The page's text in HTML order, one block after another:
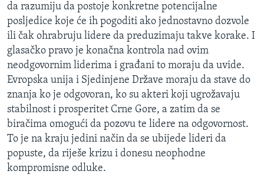
da razumiju da postoje konkretne potencijalne
posljedice koje će ih pogoditi ako jednostavno dozvole
ili čak ohrabruju lidere da preduzimaju takve korake. I
glasačko pravo je konačna kontrola nad ovim
neodgovornim liderima i građani to moraju da uvide.
Evropska unija i Sjedinjene Države moraju da stave do
znanja ko je odgovoran, ko su akteri koji ugrožavaju
stabilnost i prosperitet Crne Gore, a zatim da se
biračima omogući da pozovu te lidere na odgovornost.
To je na kraju jedini način da se ubijede lideri da
popuste, da riješe krizu i donesu neophodne
kompromisne odluke.